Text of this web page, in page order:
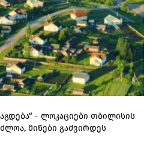
- ლოკაციები თბილისის
მიწები გაძვირდეს